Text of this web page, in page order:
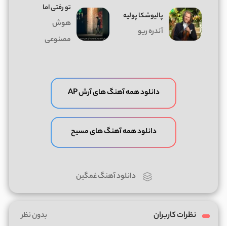
پالیوشکا پولیه
آندره ریو
تو رفتی اما
هوش
مصنوعی
دانلود همه آهنگ های آرش AP
دانلود همه آهنگ های مسیح
دانلود آهنگ غمگین
نظرات کاربران بدون نظر